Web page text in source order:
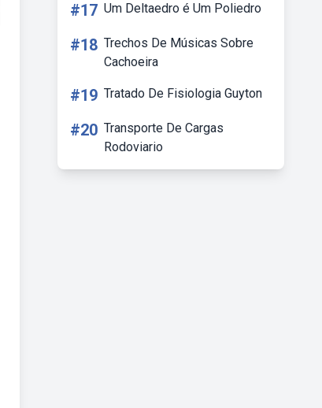
#17 Um Deltaedro é Um Poliedro
#18 Trechos De Músicas Sobre
Cachoeira
#19 Tratado De Fisiologia Guyton
#20 Transporte De Cargas
Rodoviario